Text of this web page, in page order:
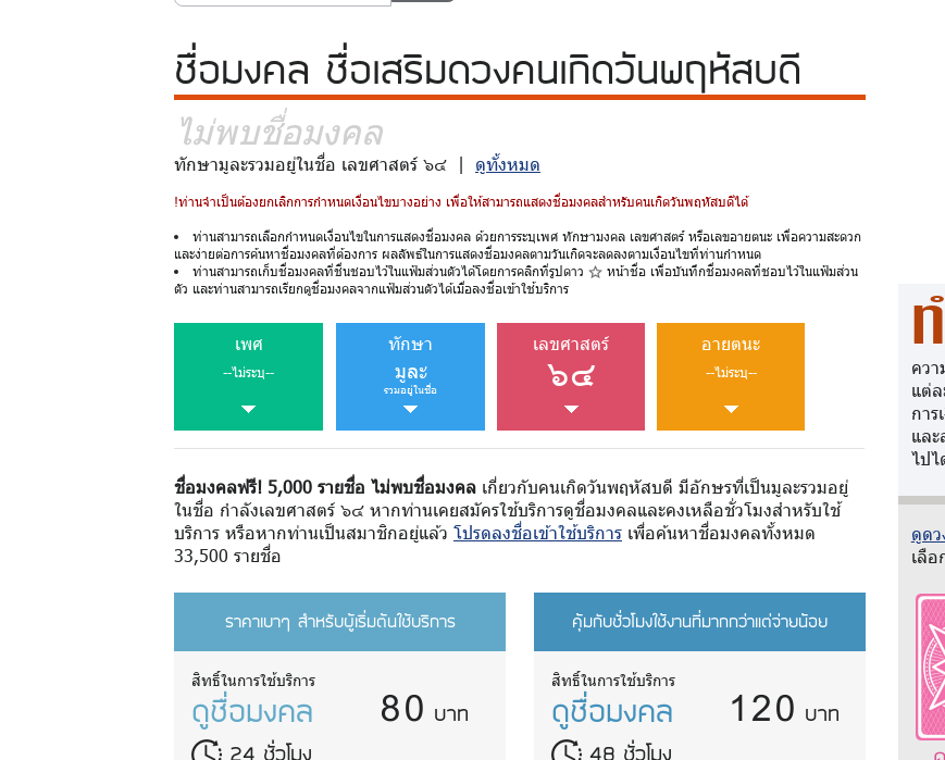
ชื่อมงคล ชื่อเสริมดวงคนเกิดวันพฤหัสบดี
ไม่พบชื่อมงคล
ทักษามูละรวมอยู่ในชื่อ เลขศาสตร์ ๖๔ | ดูทั้งหมด
!ท่านจำเป็นต้องยกเลิกการกำหนดเงื่อนไขบางอย่าง เพื่อให้สามารถแสดงชื่อมงคลสำหรับคนเกิดวันพฤหัสบดีได้
ท่านสามารถเลือกกำหนดเงื่อนไขในการแสดงชื่อมงคล ด้วยการระบุเพศ ทักษามงคล เลขศาสตร์ หรือเลขอายตนะ เพื่อความสะดวก
และง่ายต่อการค้นหาชื่อมงคลที่ต้องการ ผลลัพธ์ในการแสดงชื่อมงคลตามวันเกิดจะลดลงตามเงื่อนไขที่ท่านกำหนด
ท่านสามารถเก็บชื่อมงคลที่ชื่นชอบไว้ในแฟ้มส่วนตัวได้โดยการคลิกที่รูปดาว
หน้าชื่อ เพื่อบันทึกชื่อมงคลที่ชอบไว้ในแฟ้มส่วน
ตัว และท่านสามารถเรียกดูชื่อมงคลจากแฟ้มส่วนตัวได้เมื่อลงชื่อเข้าใช้บริการ
เพศ
--ไม่ระบุ--
ทักษา
มูละ
รวมอยู่ในชื่อ
เลขศาสตร์
๖๔
อายตนะ
--ไม่ระบุ--
ชื่อมงคลฟรี! 5,000 รายชื่อ ไม่พบชื่อมงคล เกี่ยวกับคนเกิดวันพฤหัสบดี มีอักษรที่เป็นมูละรวมอยู่
ในชื่อ กำลังเลขศาสตร์ ๖๔ หากท่านเคยสมัครใช้บริการดูชื่อมงคลและคงเหลือชั่วโมงสำหรับใช้
บริการ หรือหากท่านเป็นสมาชิกอยู่แล้ว โปรดลงชื่อเข้าใช้บริการ เพื่อค้นหาชื่อมงคลทั้งหมด
33,500 รายชื่อ
ราคาเบาๆ สำหรับผู้เริ่มต้นใช้บริการ
สิทธิ์ในการใช้บริการ
ดูชื่อมงคล
24 ชั่วโมง
80 บาท
คุ้มกับชั่วโมงใช้งานที่มากกว่าแต่จ่ายน้อย
สิทธิ์ในการใช้บริการ
ดูชื่อมงคล
48 ชั่วโมง
120 บาท
คว
แต่ล
กา
แล
ไปไ
ดูด
เลื